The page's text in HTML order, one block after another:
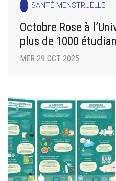
SANTÉ MENSTRUELLE
Octobre Rose à
plus de 1000
MER 29 OCT 2025